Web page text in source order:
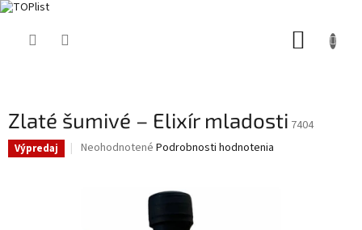
Zlaté šumivé – Elixír mladosti 7404
Výpredaj
Priemerné
Neohodnotené Podrobnosti hodnotenia